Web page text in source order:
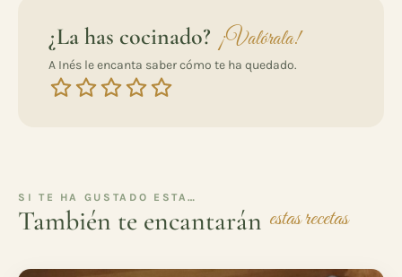
¿La has cocinado? ¡Valórala!
A Inés le encanta saber cómo te ha quedado.
SI TE HA GUSTADO ESTA…
También te encantarán estas recetas